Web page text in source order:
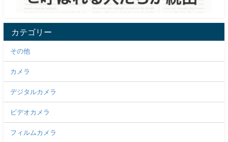
カテゴリー
その他
カメラ
デジタルカメラ
ビデオカメラ
フィルムカメラ